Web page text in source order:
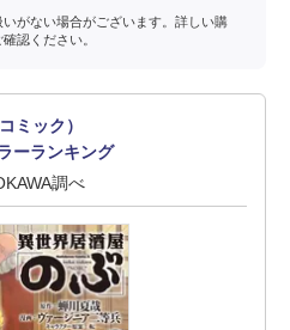
がない場合がございます。詳しい購
認ください。
ミック）
ーランキング
調べ